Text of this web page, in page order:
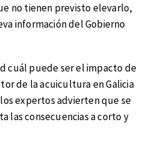
no tienen previsto elevarlo,
información del Gobierno
cuál puede ser el impacto de
de la acuicultura en Galicia
expertos advierten que se
las consecuencias a corto y